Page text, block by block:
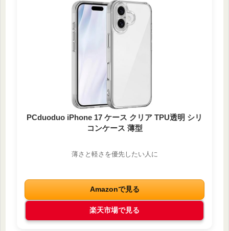
PCduoduo iPhone 17 ケース クリア TPU透明 シリ
コンケース 薄型
薄さと軽さを優先したい人に
Amazonで見る
楽天市場で見る